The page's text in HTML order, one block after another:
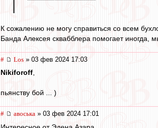
К сожалению не могу справиться со всем
Банда Алексея сквабблера помогает иногда,
# Los » 03 фев 2024 17:03
Nikiforoff,
пьянству бой ... )
# авоська » 03 фев 2024 17:01